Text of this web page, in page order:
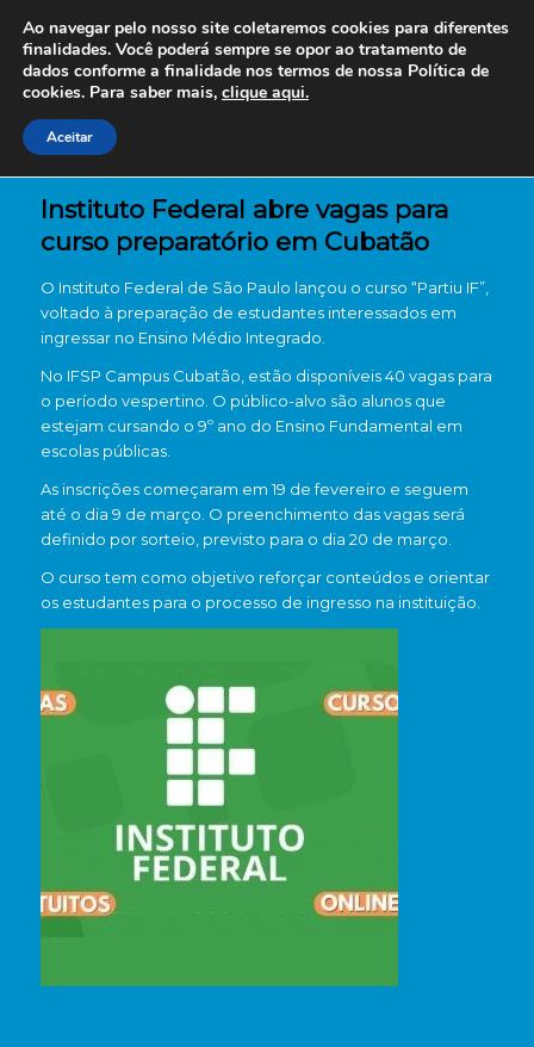
Instituto Federal abre vagas para
curso preparatório em Cubatão
O Instituto Federal de São Paulo lançou o curso “Partiu IF”,
voltado à preparação de estudantes interessados em
ingressar no Ensino Médio Integrado.
No IFSP Campus Cubatão , estão disponíveis 40 vagas para
o período vespertino. O público-alvo são alunos que
estejam cursando o 9º ano do Ensino Fundamental em
escolas públicas.
As inscrições começaram em 19 de fevereiro e seguem
até o dia 9 de março. O preenchimento das vagas será
definido por sorteio, previsto para o dia 20 de março.
O curso tem como objetivo reforçar conteúdos e orientar
os estudantes para o processo de ingresso na instituição.
Ao navegar pelo nosso site coletaremos cookies para diferentes
finalidades. Você poderá sempre se opor ao tratamento de
dados conforme a finalidade nos termos de nossa Política de
cookies. Para saber mais, clique aqui.
Aceitar